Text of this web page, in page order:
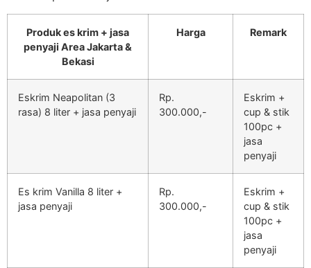
Produk es krim + jasa
penyaji Area Jakarta &
Bekasi
Harga Remark
Eskrim Neapolitan (3
rasa) 8 liter + jasa penyaji
Rp.
300.000,-
Eskrim +
cup & stik
100pc +
jasa
penyaji
Es krim Vanilla 8 liter +
jasa penyaji
Rp.
300.000,-
Eskrim +
cup & stik
100pc +
jasa
penyaji